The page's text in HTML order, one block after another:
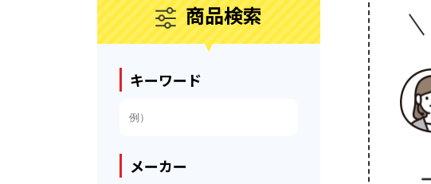
商品検索
キーワード
メーカー